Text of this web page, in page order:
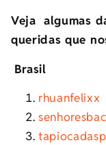
Veja algumas
queridas que
Brasil
rhuanfelixx